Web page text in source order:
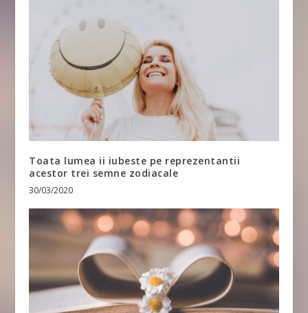
Toata lumea ii iubeste pe reprezentantii
acestor trei semne zodiacale
30/03/2020